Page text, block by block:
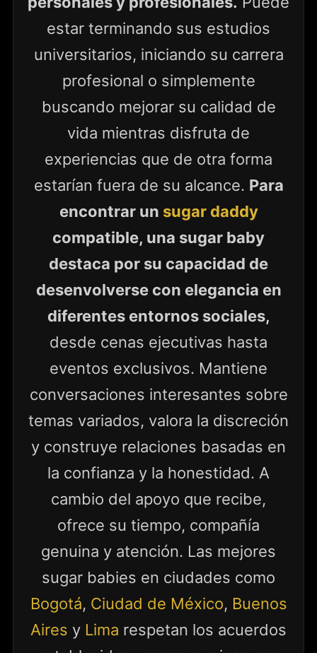
estar terminando sus estudios
universitarios, iniciando su carrera
profesional o simplemente
buscando mejorar su calidad de
vida mientras disfruta de
experiencias que de otra forma
estarían fuera de su alcance. Para
encontrar un sugar daddy
compatible, una sugar baby
destaca por su capacidad de
desenvolverse con elegancia en
diferentes entornos sociales,
desde cenas ejecutivas hasta
eventos exclusivos. Mantiene
conversaciones interesantes sobre
temas variados, valora la discreción
y construye relaciones basadas en
la confianza y la honestidad. A
cambio del apoyo que recibe,
ofrece su tiempo, compañía
genuina y atención. Las mejores
sugar babies en ciudades como
Bogotá, Ciudad de México, Buenos
Aires y Lima respetan los acuerdos